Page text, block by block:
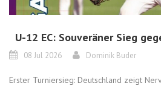
U-12 EC: Souveräner Sieg
08 Jul 2026 Dominik Buder
Erster Turniersieg: Deutschland zeigt